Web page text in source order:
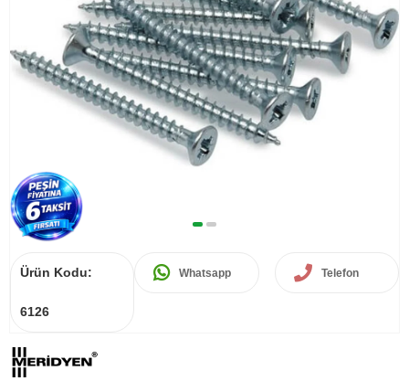
Ürün Kodu:
6126
Whatsapp Telefon